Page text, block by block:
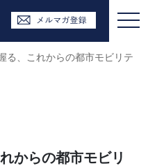
る、これからの都市モビリテ
からの都市モビリ